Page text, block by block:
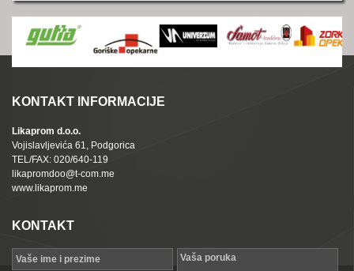
KONTAKT INFORMACIJE
Likaprom d.o.o.
Vojislavljevića 61, Podgorica
TEL/FAX: 020/640-119
likapromdoo@t-com.me
www.likaprom.me
KONTAKT